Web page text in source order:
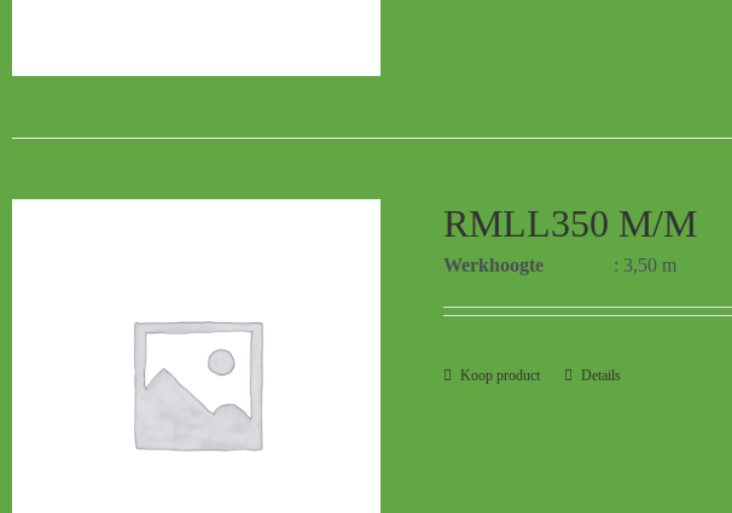
RMLL350 M/M
Werkhoogte : 3,50 m
Koop product Details